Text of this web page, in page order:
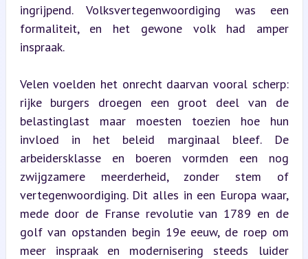
ingrijpend. Volksvertegenwoordiging was een
formaliteit, en het gewone volk had amper
inspraak.
Velen voelden het onrecht daarvan vooral scherp:
rijke burgers droegen een groot deel van de
belastinglast maar moesten toezien hoe hun
invloed in het beleid marginaal bleef. De
arbeidersklasse en boeren vormden een nog
zwijgzamere meerderheid, zonder stem of
vertegenwoordiging. Dit alles in een Europa waar,
mede door de Franse revolutie van 1789 en de
golf van opstanden begin 19e eeuw, de roep om
meer inspraak en modernisering steeds luider